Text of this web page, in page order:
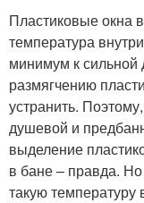
Пластиковые окна
температура
минимум к
размягчению
устранить.
душевой и
выделение
в бане – правда.
такую